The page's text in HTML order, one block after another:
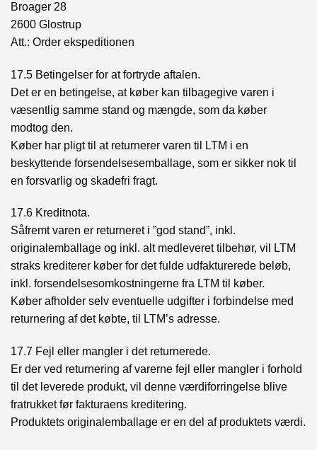
Broager 28
2600 Glostrup
Att.: Order ekspeditionen
17.5 Betingelser for at fortryde aftalen.
Det er en betingelse, at køber kan tilbagegive varen i
væsentlig samme stand og mængde, som da køber
modtog den.
Køber har pligt til at returnerer varen til LTM i en
beskyttende forsendelsesemballage, som er sikker nok til
en forsvarlig og skadefri fragt.
17.6 Kreditnota.
Såfremt varen er returneret i ”god stand”, inkl.
originalemballage og inkl. alt medleveret tilbehør, vil LTM
straks krediterer køber for det fulde udfakturerede beløb,
inkl. forsendelsesomkostningerne fra LTM til køber.
Køber afholder selv eventuelle udgifter i forbindelse med
returnering af det købte, til LTM’s adresse.
17.7 Fejl eller mangler i det returnerede.
Er der ved returnering af varerne fejl eller mangler i forhold
til det leverede produkt, vil denne værdiforringelse blive
fratrukket før fakturaens kreditering.
Produktets originalemballage er en del af produktets værdi.